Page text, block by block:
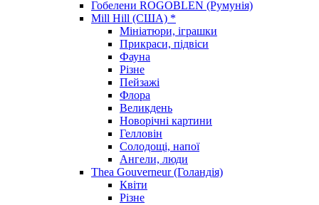
Гобелени ROGOBLEN (Румунія)
Mill Hill (США) *
Мініатюри, іграшки
Прикраси, підвіси
Фауна
Різне
Пейзажі
Флора
Великдень
Новорічні картини
Гелловін
Солодощі, напої
Ангели, люди
Thea Gouverneur (Голандія)
Квіти
Різне